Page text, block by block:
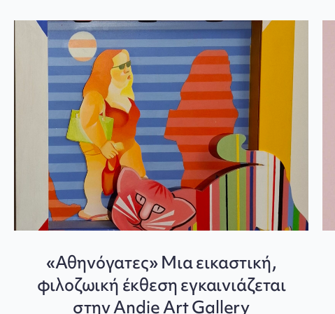
«Αθηνόγατες» Μια εικαστική,
φιλοζωική έκθεση εγκαινιάζεται
στην Andie Art Gallery